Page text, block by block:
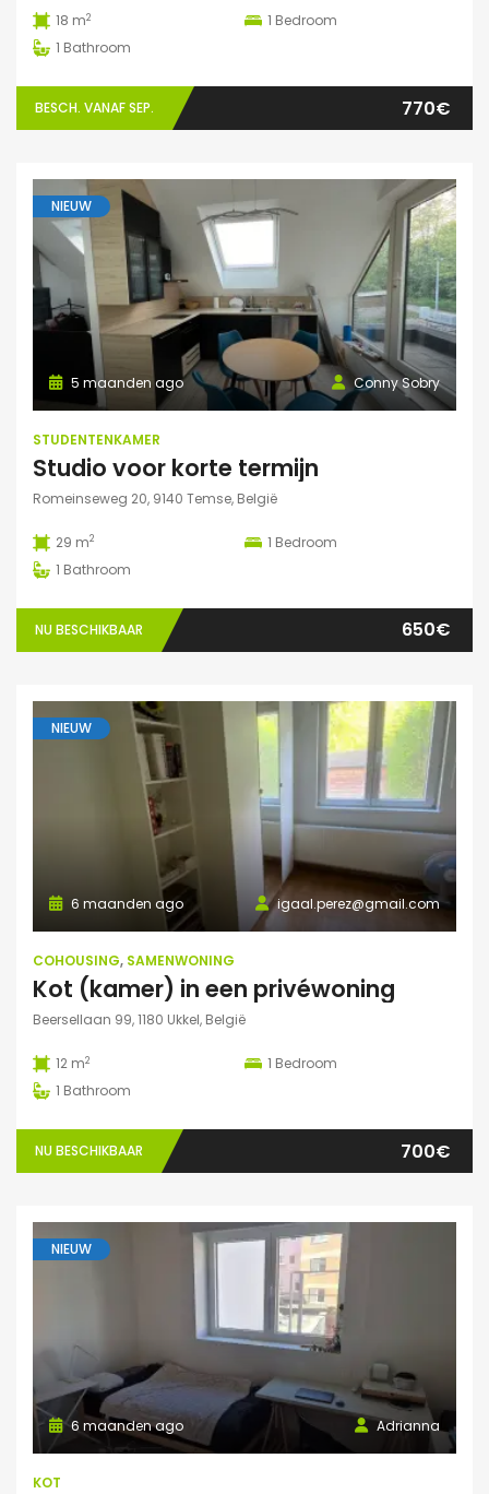
18 m2 1 Bedroom
1 Bathroom
BESCH. VANAF SEP. 770€
NIEUW
Conny Sobry
5 maanden ago
STUDENTENKAMER
Studio voor korte termijn
Romeinseweg 20, 9140 Temse, België
29 m2 1 Bedroom
1 Bathroom
NU BESCHIKBAAR 650€
NIEUW
igaal.perez@gmail.com
6 maanden ago
COHOUSING, SAMENWONING
Kot (kamer) in een privéwoning
Beersellaan 99, 1180 Ukkel, België
12 m2 1 Bedroom
1 Bathroom
NU BESCHIKBAAR 700€
NIEUW
Adrianna
6 maanden ago
KOT